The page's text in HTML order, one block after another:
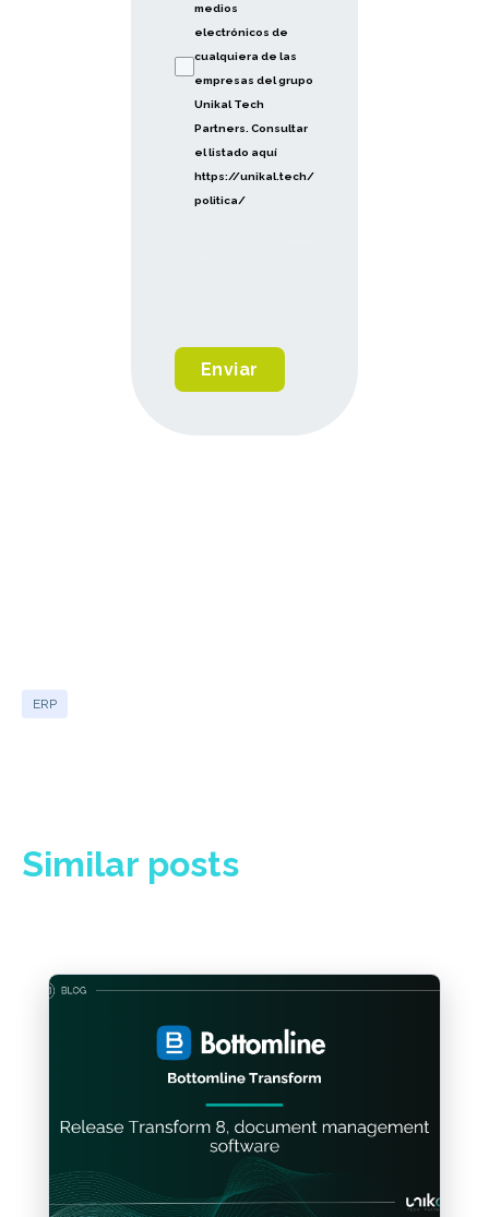
medios
electrónicos de
cualquiera de las
empresas del grupo
Unikal Tech
Partners. Consultar
el listado aquí
https://unikal.tech/
politica/
Enviar
ERP
Similar posts